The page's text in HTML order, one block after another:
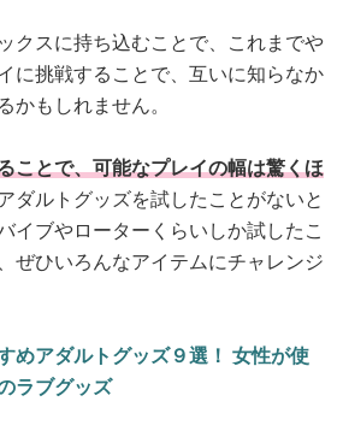
クスに持ち込むことで、これまでや
に挑戦することで、互いに知らなか
かもしれません。
ことで、可能なプレイの幅は驚くほ
ダルトグッズを試したことがないと
イブやローターくらいしか試したこ
ぜひいろんなアイテムにチャレンジ
めアダルトグッズ９選！ 女性が使
ラブグッズ